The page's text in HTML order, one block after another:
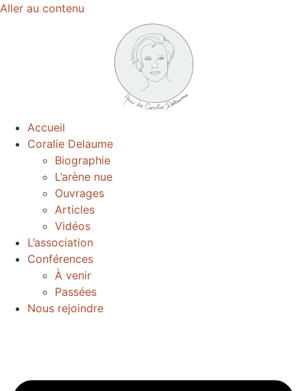
Aller au contenu
Accueil
Coralie Delaume
Biographie
L’arène nue
Ouvrages
Articles
Vidéos
L’association
Conférences
À venir
Passées
Nous rejoindre